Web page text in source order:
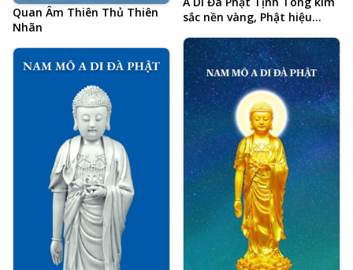
Quan Âm Thiên Thủ Thiên
Nhãn
sắc nền vàng, Phật hiệu
đắc cả đời học Phật của Hòa
Thượng Tịnh Không, hình
Phật chất lượng cao, kích
thước lớn, ảnh chiều ngang